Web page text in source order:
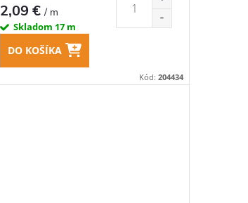
2,09 €/ m
Skladom 17 m
DO KOŠÍKA
Kód: 204434